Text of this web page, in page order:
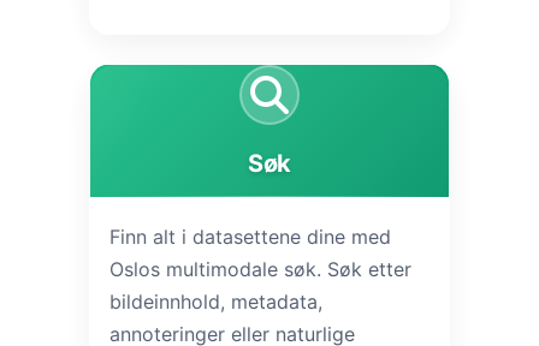
Søk
Finn alt i datasettene dine med
Oslos multimodale søk. Søk etter
bildeinnhold, metadata,
annoteringer eller naturlige